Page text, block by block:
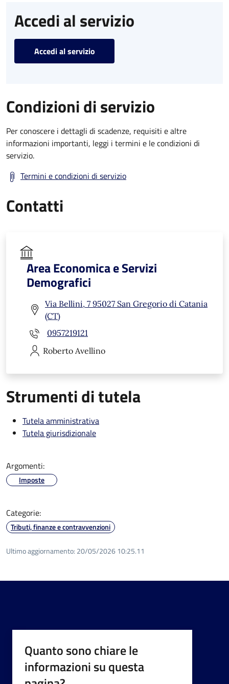
Accedi al servizio
Accedi al servizio
Condizioni di servizio
Per conoscere i dettagli di scadenze, requisiti e altre
informazioni importanti, leggi i termini e le condizioni di
servizio.
Termini e condizioni di servizio
Contatti
Area Economica e Servizi
Demografici
Via Bellini, 7 95027 San Gregorio di Catania
(CT)
0957219121
Roberto Avellino
Strumenti di tutela
Tutela amministrativa
Tutela giurisdizionale
Argomenti:
Imposte
Categorie:
Tributi, finanze e contravvenzioni
Ultimo aggiornamento: 20/05/2026 10:25.11
Quanto sono chiare le
informazioni su questa